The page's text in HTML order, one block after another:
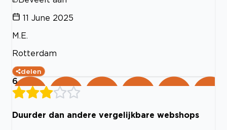
11 June 2025
M.E.
Rotterdam
delen
6
Duurder dan andere vergelijkbare webshops